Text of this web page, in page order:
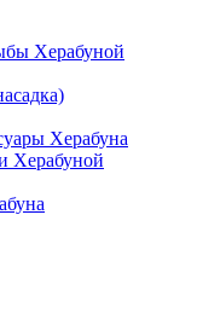
Херабуной
Херабуна
Херабуной